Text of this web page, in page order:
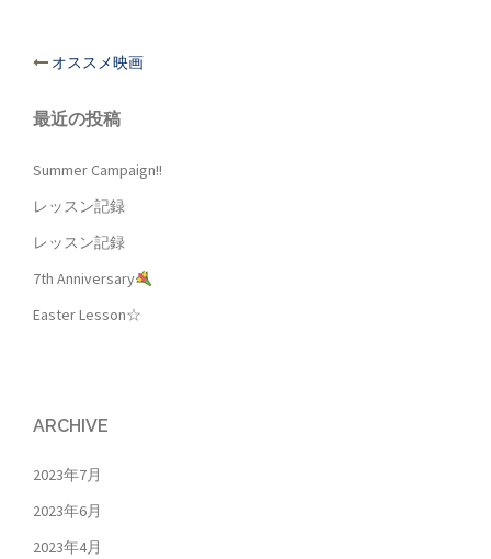
投
ナ
ゲ
ー
シ
ョ
ン
オススメ映画
最近の投稿
Summer Campaign!!
レッスン記録
レッスン記録
7th Anniversary
Easter Lesson☆
ARCHIVE
2023年7月
2023年6月
2023年4月